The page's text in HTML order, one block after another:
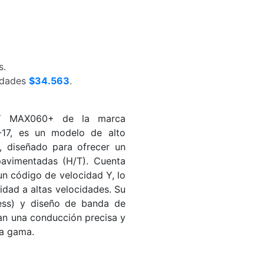
$34.563.
MAX060+ de la marca
17, es un modelo de alto
diseñado para ofrecer un
(H/T). Cuenta
código de velocidad Y, lo
a altas velocidades. Su
y diseño de banda de
una conducción precisa y
gama.